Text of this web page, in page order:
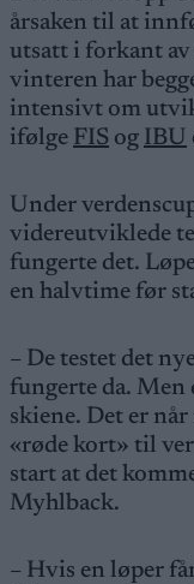
årsaken til at
utsatt i forkant
vinteren har
intensivt om
ifølge FIS og IBU
Under
videreutviklede
fungerte det.
en halvtime før
– De testet det
fungerte da. Men
skiene. Det er
«røde kort» til
start at det
Myhlback.
– Hvis en løper